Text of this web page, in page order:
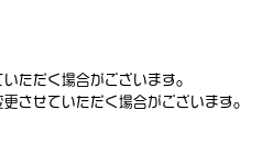
ただく場合がございます。
させていただく場合がございます。